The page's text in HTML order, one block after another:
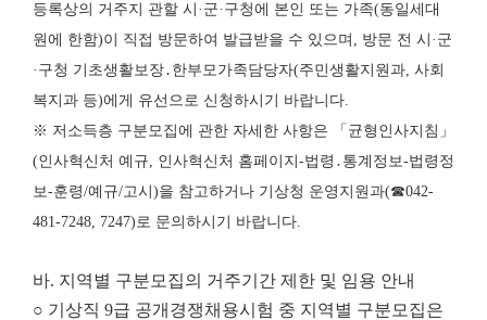
등록상의 거주지 관할 시·군·구청에 본인 또는 가족(동일세대
원에 한함)이 직접 방문하여 발급받을 수 있으며, 방문 전 시·군
·구청 기초생활보장․한부모가족담당자(주민생활지원과, 사회
복지과 등)에게 유선으로 신청하시기 바랍니다.
※ 저소득층 구분모집에 관한 자세한 사항은 「균형인사지침」
(인사혁신처 예규, 인사혁신처 홈페이지-법령․통계정보-법령정
보-훈령/예규/고시)을 참고하거나 기상청 운영지원과(☎042-
481-7248, 7247)로 문의하시기 바랍니다.
바. 지역별 구분모집의 거주기간 제한 및 임용 안내
○ 기상직 9급 공개경쟁채용시험 중 지역별 구분모집은